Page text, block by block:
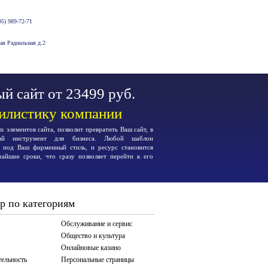
989-72-71
Радиальная д.2
сайт от 23499 руб.
компании
элементов сайта, позволит превратить Ваш сайт, в
инструмент для бизнеса. Любой шаблон
под Ваш фирменный стиль, и ресурс становится
сроки, что сразу позволяет перейти к его
по категориям
Обслуживание и сервис
Общество и культура
Онлайновые казино
Персональные страницы